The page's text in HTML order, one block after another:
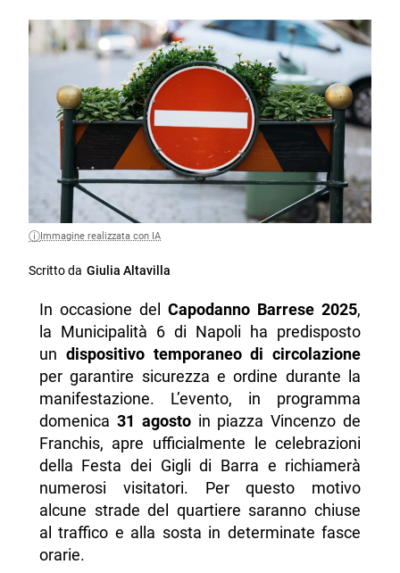
Immagine realizzata con IA
Scritto da Giulia Altavilla
In occasione delCapodanno Barrese 2025,
la Municipalità 6 di Napoli ha predisposto
un dispositivo temporaneo di circolazione
per garantire sicurezza e ordine durante la
manifestazione. L’evento, in programma
domenica 31 agostoin piazza Vincenzo de
Franchis, apre ufficialmente le celebrazioni
della Festa dei Gigli di Barra e richiamerà
numerosi visitatori. Per questo motivo
alcune strade del quartiere saranno chiuse
al traffico e alla sosta in determinate fasce
orarie.